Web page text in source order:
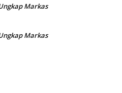
Markas
Markas